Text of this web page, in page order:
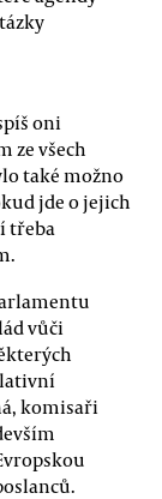
oni
ze všech
také možno
jde o jejich
třeba
vůči
komisaři